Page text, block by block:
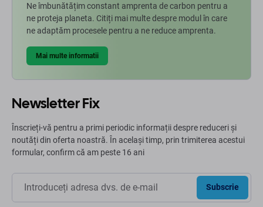
Ne îmbunătățim constant amprenta de carbon pentru a
ne proteja planeta. Citiți mai multe despre modul în care
ne adaptăm procesele pentru a ne reduce amprenta.
Mai multe informatii
Newsletter Fix
Înscrieți-vă pentru a primi periodic informații despre reduceri și
noutăți din oferta noastră. În același timp, prin trimiterea acestui
formular, confirm că am peste 16 ani
Subscrie